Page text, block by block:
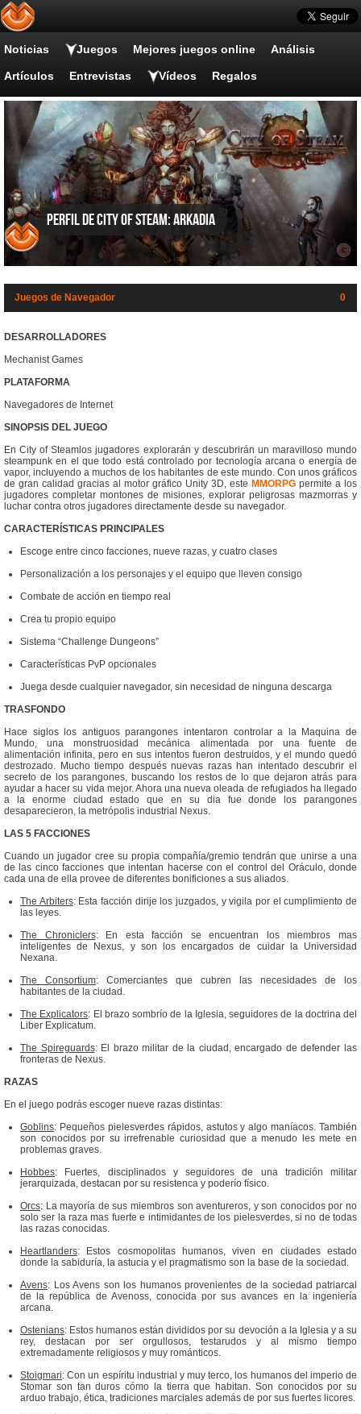
Noticias Juegos Mejores juegos online Análisis
Artículos Entrevistas Vídeos Regalos
Perfil de City of Steam: Arkadia
Juegos de Navegador 0
DESARROLLADORES
Mechanist Games
PLATAFORMA
Navegadores de Internet
SINOPSIS DEL JUEGO
En City of Steamlos jugadores explorarán y descubrirán un maravilloso mundo
steampunk en el que todo está controlado por tecnología arcana o energía de
vapor, incluyendo a muchos de los habitantes de este mundo. Con unos gráficos
de gran calidad gracias al motor gráfico Unity 3D, este MMORPG permite a los
jugadores completar montones de misiones, explorar peligrosas mazmorras y
luchar contra otros jugadores directamente desde su navegador.
CARACTERÍSTICAS PRINCIPALES
Escoge entre cinco facciones, nueve razas, y cuatro clases
Personalización a los personajes y el equipo que lleven consigo
Combate de acción en tiempo real
Crea tu propio equipo
Sistema “Challenge Dungeons”
Características PvP opcionales
Juega desde cualquier navegador, sin necesidad de ninguna descarga
TRASFONDO
Hace siglos los antiguos parangones intentaron controlar a la Maquina de
Mundo, una monstruosidad mecánica alimentada por una fuente de
alimentación infinita, pero en sus intentos fueron destruidos, y el mundo quedó
destrozado. Mucho tiempo después nuevas razas han intentado descubrir el
secreto de los parangones, buscando los restos de lo que dejaron atrás para
ayudar a hacer su vida mejor. Ahora una nueva oleada de refugiados ha llegado
a la enorme ciudad estado que en su dia fue donde los parangones
desaparecieron, la metrópolis industrial Nexus.
LAS 5 FACCIONES
Cuando un jugador cree su propia compañía/gremio tendrán que unirse a una
de las cinco facciones que intentan hacerse con el control del Oráculo, donde
cada una de ella provee de diferentes bonificiones a sus aliados.
The Arbiters: Esta facción dirije los juzgados, y vigila por el cumplimiento de
las leyes.
The Chroniclers: En esta facción se encuentran los miembros mas
inteligentes de Nexus, y son los encargados de cuidar la Universidad
Nexana.
The Consortium: Comerciantes que cubren las necesidades de los
habitantes de la ciudad.
The Explicators: El brazo sombrío de la Iglesia, seguidores de la doctrina del
Liber Explicatum.
The Spireguards: El brazo militar de la ciudad, encargado de defender las
fronteras de Nexus.
RAZAS
En el juego podrás escoger nueve razas distintas:
Goblins: Pequeños pielesverdes rápidos, astutos y algo maníacos. También
son conocidos por su irrefrenable curiosidad que a menudo les mete en
problemas graves.
Hobbes: Fuertes, disciplinados y seguidores de una tradición militar
jerarquizada, destacan por su resistenca y poderío físico.
Orcs: La mayoría de sus miembros son aventureros, y son conocidos por no
solo ser la raza mas fuerte e intimidantes de los pielesverdes, si no de todas
las razas conocidas.
Heartlanders: Estos cosmopolitas humanos, viven en ciudades estado
donde la sabiduría, la astucia y el pragmatismo son la base de la sociedad.
Avens: Los Avens son los humanos provenientes de la sociedad patriarcal
de la república de Avenoss, conocida por sus avances en la ingeniería
arcana.
Ostenians: Estos humanos están divididos por su devoción a la Iglesia y a su
rey, destacan por ser orgullosos, testarudos y al mismo tiempo
extremadamente religiosos y muy románticos.
Stoigmari: Con un espíritu industrial y muy terco, los humanos del imperio de
Stomar son tan duros cómo la tierra que habitan. Son conocidos por su
arduo trabajo, ética, tradiciones marciales además de por sus fuertes licores.